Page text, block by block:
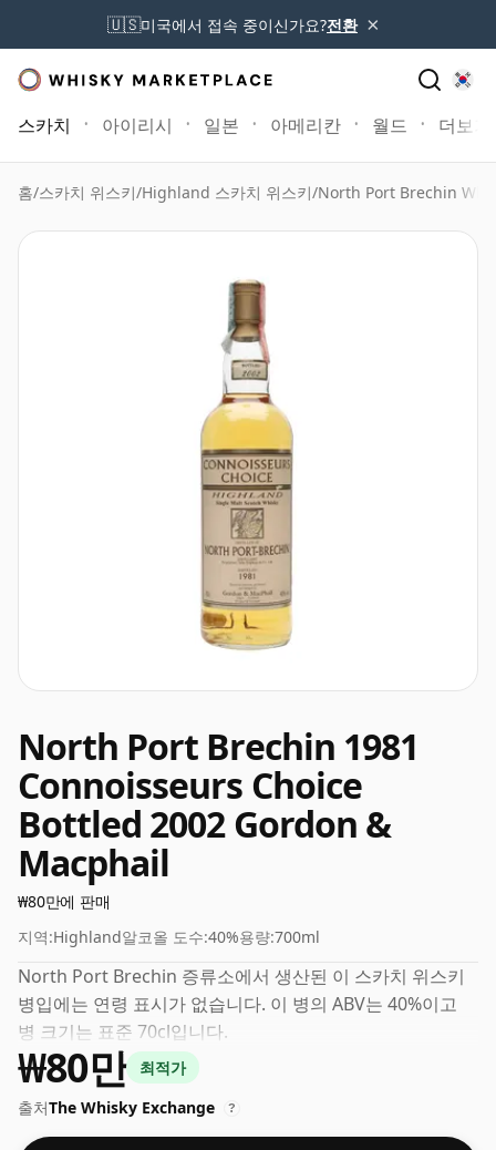
🇺🇸미국에서 접속 중이신가요?전환 ×
스카치 아이리시 일본 아메리칸 월드 더보기
홈/스카치 위스키/Highland 스카치 위스키/North Port Brechin
North Port Brechin 1981
Connoisseurs Choice
Bottled 2002 Gordon &
Macphail
₩80만에 판매
지역:Highland알코올 도수:40%용량:700ml
North Port Brechin 증류소에서 생산된 이 스카치 위스키
병입에는 연령 표시가 없습니다. 이 병의 ABV는 40%이고
병 크기는 표준 70cl입니다.
₩80만
최적가
출처The Whisky Exchange ?